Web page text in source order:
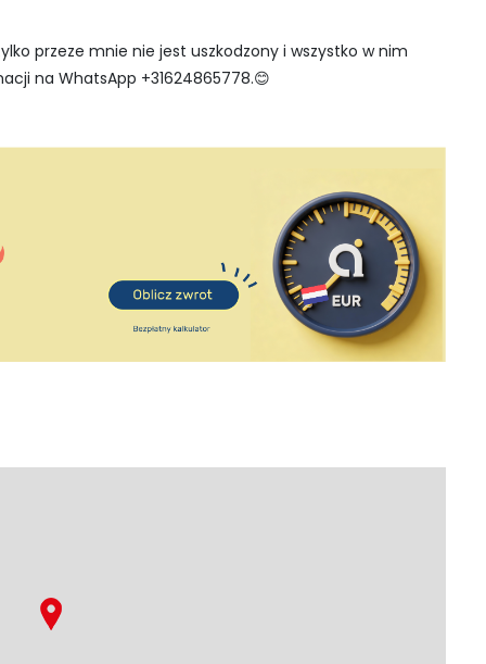
przeze mnie nie jest uszkodzony i wszystko w nim
na WhatsApp +31624865778.😊